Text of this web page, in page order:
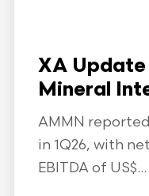
XA
Mineral
AMMN
in 1Q26, with
EBITDA of US$...